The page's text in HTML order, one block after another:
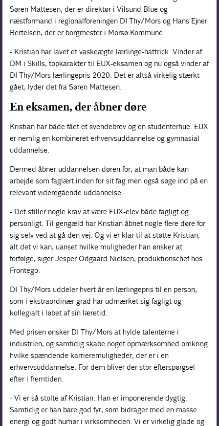
Søren Mattesen, der er direktør i Vilsund Blue og
næstformand i regionalforeningen DI Thy/Mors og Hans Ejner
Bertelsen, der er borgmester i Morsø Kommune.
- Kristian har lavet et vaskeægte lærlinge-hattrick. Vinder af
DM i Skills, topkarakter til EUX-eksamen og nu også vinder af
DI Thy/Mors lærlingepris 2020. Det er altså virkelig stærkt
gået, lyder det fra Søren Mattesen.
En eksamen, der åbner døre
Kristian har både fået et svendebrev og en studenterhue. EUX
er nemlig en kombineret erhvervsuddannelse og gymnasial
uddannelse.
Dermed åbner uddannelsen døren for, at man både kan
arbejde som faglært inden for sit fag men også søge ind på en
relevant videregående uddannelse.
- Det stiller nogle krav at være EUX-elev både fagligt og
personligt. Til gengæld har Kristian åbnet nogle flere døre for
sig selv ved at gå den vej. Og vi er klar til at støtte Kristian,
alt det vi kan, uanset hvilke muligheder han ønsker at
forfølge, siger Jesper Odgaard Nielsen, produktionschef hos
Frontego.
DI Thy/Mors uddeler hvert år en lærlingepris til en person,
som i ekstraordinær grad har udmærket sig fagligt og
kollegialt i løbet af sin læretid.
Med prisen ønsker DI Thy/Mors at hylde talenterne i
industrien, og samtidig skabe noget opmærksomhed omkring
hvilke spændende karrieremuligheder, der er i en
erhvervsuddannelse. For dem bliver der stor efterspørgsel
efter i fremtiden.
- Vi er så stolte af Kristian. Han er imponerende dygtig.
Samtidig er han bare god fyr, som bidrager med en masse
energi og godt humør i virksomheden. Vi er virkelig glade og